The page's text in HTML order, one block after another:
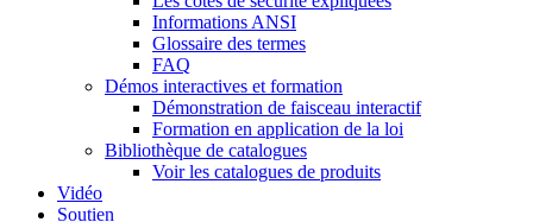
Informations ANSI
Glossaire des termes
FAQ
Démos interactives et formation
Démonstration de faisceau interactif
Formation en application de la loi
Bibliothèque de catalogues
Voir les catalogues de produits
Vidéo
Soutien